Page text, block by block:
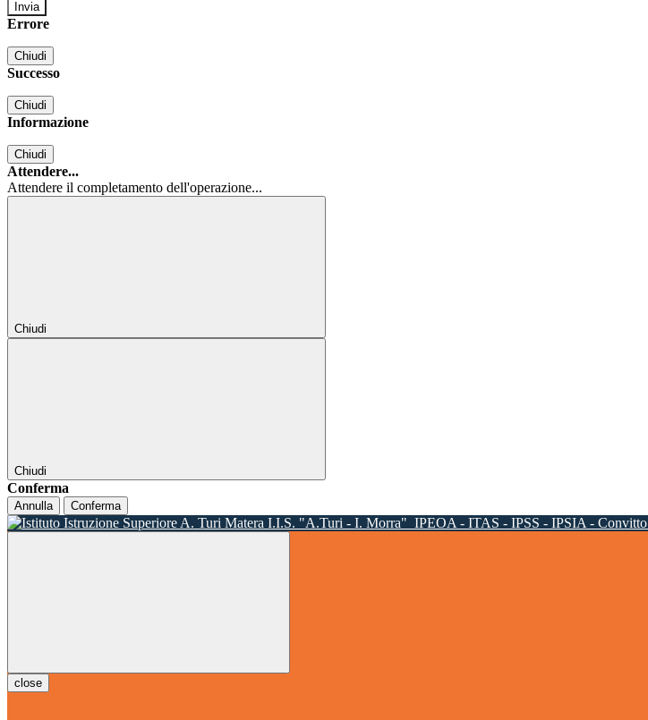
Errore
Chiudi
Successo
Chiudi
Informazione
Chiudi
Attendere...
Attendere il completamento dell'operazione...
Chiudi
Chiudi
Conferma
Annulla Conferma
I.I.S. "A.Turi - I. Morra" IPEOA - ITAS - IPSS - IPSIA - Convitto
close